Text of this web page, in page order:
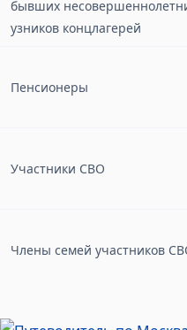
бывших
узников концлагерей
Пенсионеры
Участники СВО
Члены семей участников